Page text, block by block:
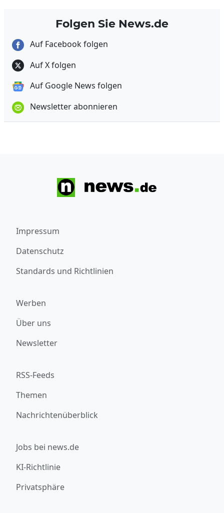
Folgen Sie News.de
Auf Facebook folgen
Auf X folgen
Auf Google News folgen
Newsletter abonnieren
Impressum
Datenschutz
Standards und Richtlinien
Werben
Über uns
Newsletter
RSS-Feeds
Themen
Nachrichtenüberblick
Jobs bei news.de
KI-Richtlinie
Privatsphäre